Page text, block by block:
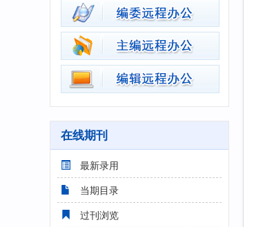
在线期刊
最新录用
当期目录
过刊浏览